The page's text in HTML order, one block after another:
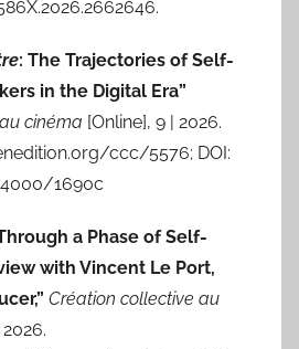
: The Trajectories of Self-
in the Digital Era”
cinéma [Online], 9 | 2026.
ccc/5576; DOI:
1690c
a Phase of Self-
with Vincent Le Port,
Création collective au